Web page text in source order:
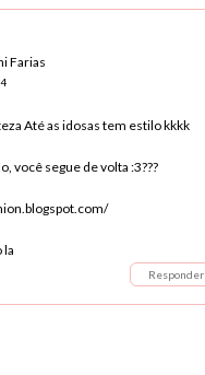
Farias
Até as idosas tem estilo kkkk
você segue de volta :3???
la
Responder